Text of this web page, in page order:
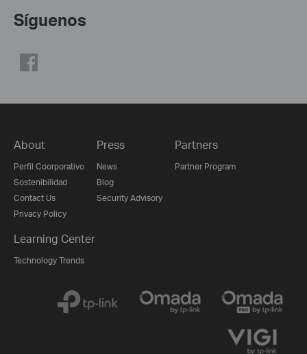
Síguenos
About
Perfil Coorporativo
Sostenibilidad
Contact Us
Privacy Policy
Press
News
Blog
Security Advisory
Partners
Partner Program
Learning Center
Technology Trends